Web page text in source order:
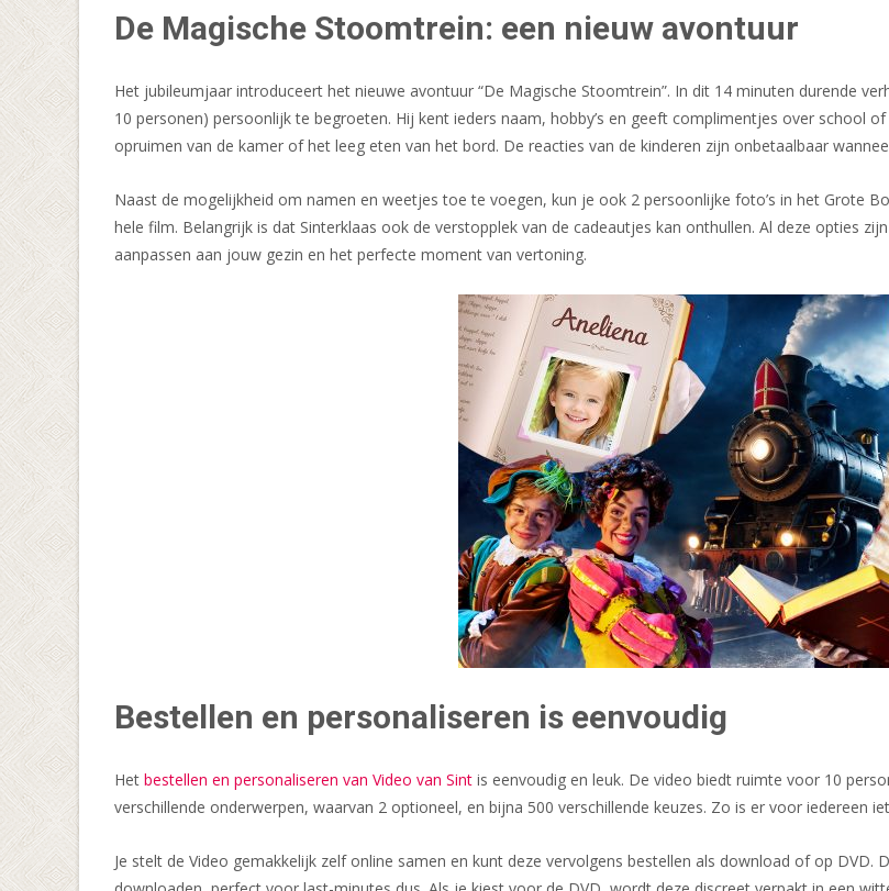
De Magische Stoomtrein: een nieuw avontuur
Het jubileumjaar introduceert het nieuwe avontuur “De Magische Stoomtrein”. In dit 14 minuten durende
10 personen) persoonlijk te begroeten. Hij kent ieders naam, hobby’s en geeft complimentjes over school
opruimen van de kamer of het leeg eten van het bord. De reacties van de kinderen zijn onbetaalbaar
Naast de mogelijkheid om namen en weetjes toe te voegen, kun je ook 2 persoonlijke foto’s in het Grote
hele film. Belangrijk is dat Sinterklaas ook de verstopplek van de cadeautjes kan onthullen. Al deze opties
aanpassen aan jouw gezin en het perfecte moment van vertoning.
Bestellen en personaliseren is eenvoudig
Het bestellen en personaliseren van Video van Sint is eenvoudig en leuk. De video biedt ruimte voor 10
verschillende onderwerpen, waarvan 2 optioneel, en bijna 500 verschillende keuzes. Zo is er voor iedereen
Je stelt de Video gemakkelijk zelf online samen en kunt deze vervolgens bestellen als download of op